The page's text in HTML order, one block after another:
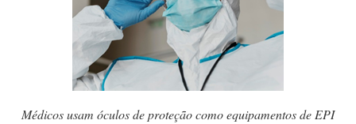
Médicos usam óculos de proteção como equipamentos de EPI